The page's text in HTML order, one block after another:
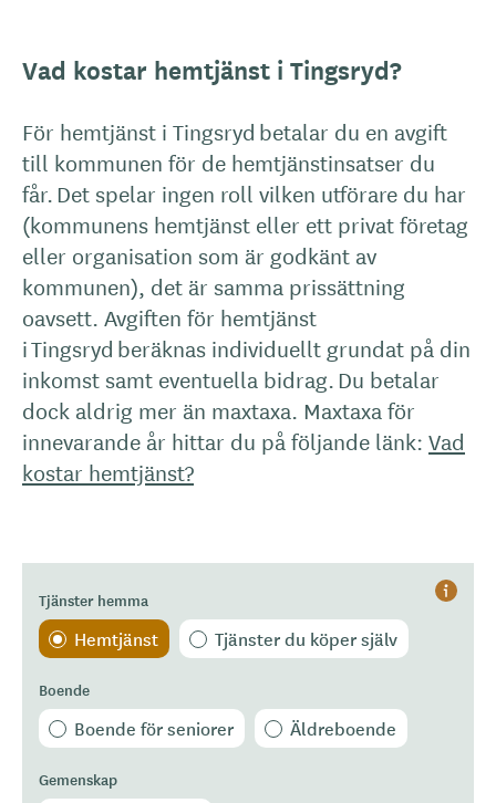
Hjälp
Tjänster hemma
Hemtjänst Tjänster du köper själv
Boende
Boende för seniorer Äldreboende
Gemenskap
Vad kostar hemtjänst i Tingsryd?
För hemtjänst i Tingsryd betalar du en avgift
till kommunen för de hemtjänstinsatser du
får. Det spelar ingen roll vilken utförare du har
(kommunens hemtjänst eller ett privat företag
eller organisation som är godkänt av
kommunen), det är samma prissättning
oavsett. Avgiften för hemtjänst
i Tingsryd beräknas individuellt grundat på din
inkomst samt eventuella bidrag. Du betalar
dock aldrig mer än maxtaxa. Maxtaxa för
innevarande år hittar du på följande länk: Vad
kostar hemtjänst?